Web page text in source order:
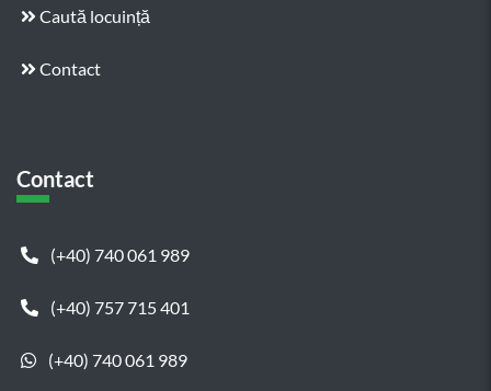
Caută locuință
Contact
Contact
(+40) 740 061 989
(+40) 757 715 401
(+40) 740 061 989